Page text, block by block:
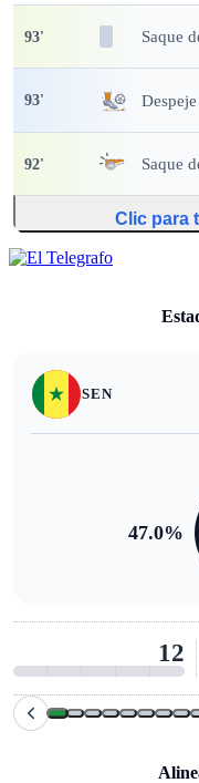
93' Saque
93' Despeje
92' Saque
Clic para
SEN
47.0%
12